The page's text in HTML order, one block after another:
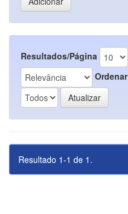
Resultados/Página
Ordenar
Resultado 1-1 de 1.